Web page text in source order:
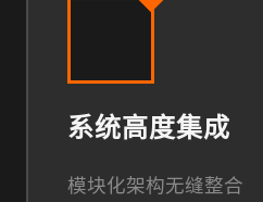
系统高度集成
模块化架构无缝整合